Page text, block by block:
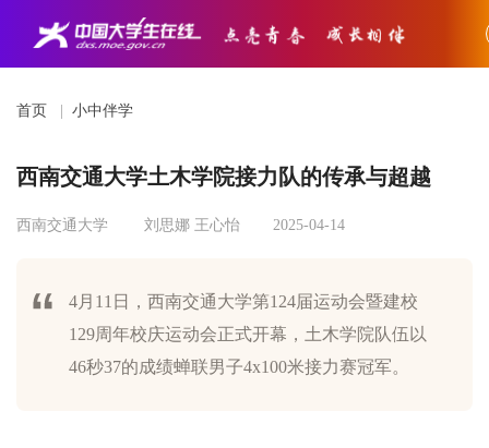
首页 小中伴学
西南交通大学土木学院接力队的传承与超越
西南交通大学 刘思娜 王心怡 2025-04-14
4月11日，西南交通大学第124届运动会暨建校
129周年校庆运动会正式开幕，土木学院队伍以
46秒37的成绩蝉联男子4x100米接力赛冠军。